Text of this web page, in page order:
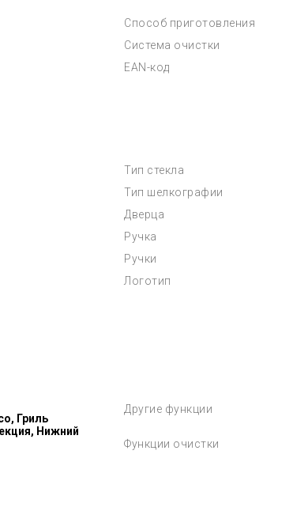
Способ приготовления
Система очистки
EAN-код
Тип стекла
Тип шелкографии
Дверца
Ручка
Ручки
Логотип
Гриль
Нижний
Другие функции
Функции очистки